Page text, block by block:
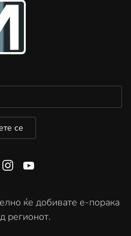
се
ќе добивате е-порака
регионот.